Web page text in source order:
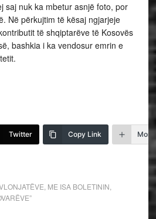
saj nuk ka mbetur asnjë foto, por
Në përkujtim të kësaj ngjarjeje
të shqiptarëve të Kosovës
bashkia i ka vendosur emrin e
Twitter Copy Link More
ME ISA BOLETININ